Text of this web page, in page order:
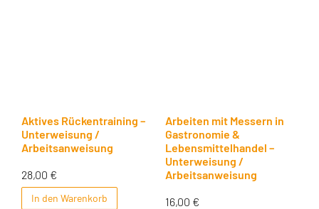
Aktives Rückentraining –
Unterweisung /
Arbeitsanweisung
28,00 €
In den Warenkorb
Arbeiten mit Messern in
Gastronomie &
Lebensmittelhandel –
Unterweisung /
Arbeitsanweisung
16,00 €